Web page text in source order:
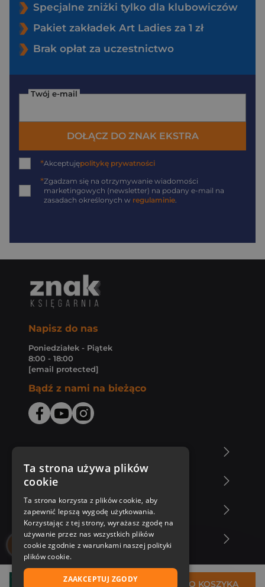
30,66 zł DO KOSZYKA
Specjalne zniżki tylko dla klubowiczów
Pakiet zakładek Art Ladies za 1 zł
Brak opłat za uczestnictwo
Twój e-mail
DOŁĄCZ DO ZNAK EKSTRA
*Akceptujępolitykę prywatności
*Zgadzam się na otrzymywanie wiadomości
marketingowych (newsletter) na podany e-mail na
zasadach określonych w regulaminie
Napisz do nas
Poniedziałek - Piątek
8:00 - 18:00
[email protected]
Bądź z nami na bieżąco
Zakupy u nas
Nasza oferta
Nasi autorzy
Ta strona używa plików
cookie
Ta strona korzysta z plików cookie, aby
zapewnić lepszą wygodę użytkowania.
Korzystając z tej strony, wyrażasz zgodę na
używanie przez nas wszystkich plików
cookie zgodnie z warunkami naszej polityki
plików cookie.
ZAAKCEPTUJ ZGODY